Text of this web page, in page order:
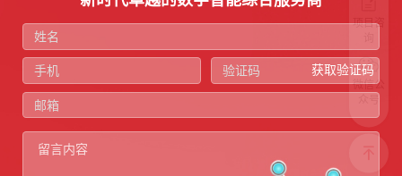
项目咨
微信公
众号
获取验证码